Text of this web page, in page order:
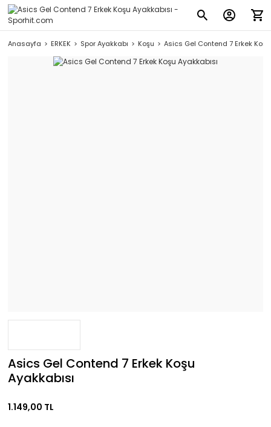
Anasayfa ERKEK Spor Ayakkabı Koşu Asics Gel Contend 7 Erkek Koşu
Asics Gel Contend 7 Erkek Koşu
Ayakkabısı
1.149,00 TL